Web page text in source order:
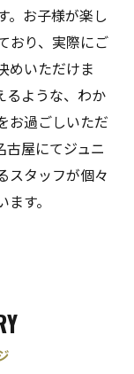
。お子様が楽し
おり、実際にご
めいただけま
るような、わか
お過ごしいただ
古屋にてジュニ
スタッフが個々
す。